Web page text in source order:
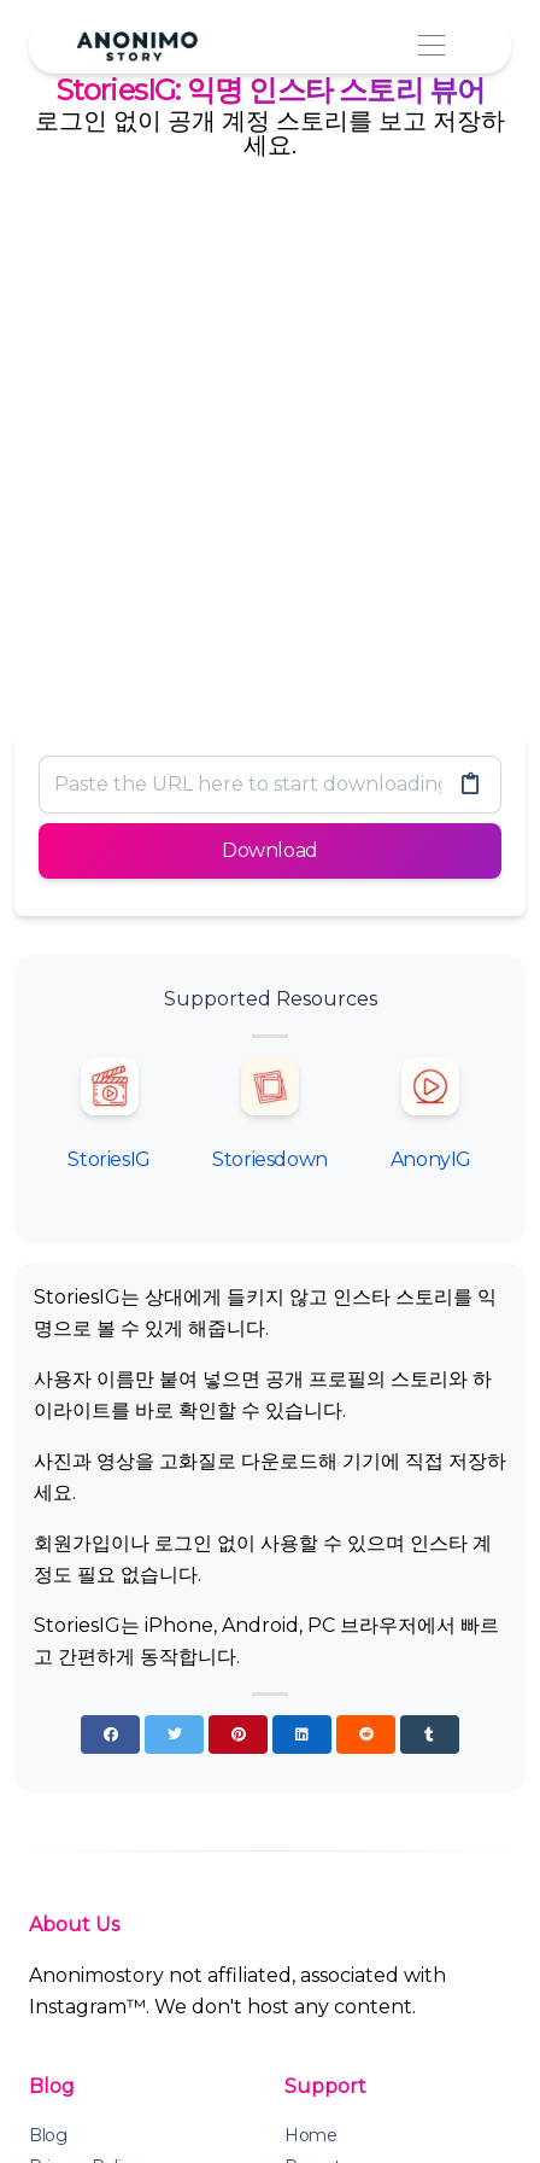
StoriesIG: 익명 인스타 스토리 뷰어
로그인 없이 공개 계정 스토리를 보고 저장하
세요.
Download
Supported Resources
StoriesIG Storiesdown AnonyIG
StoriesIG는 상대에게 들키지 않고 인스타 스토리를 익
명으로 볼 수 있게 해줍니다.
사용자 이름만 붙여 넣으면 공개 프로필의 스토리와 하
이라이트를 바로 확인할 수 있습니다.
사진과 영상을 고화질로 다운로드해 기기에 직접 저장하
세요.
회원가입이나 로그인 없이 사용할 수 있으며 인스타 계
정도 필요 없습니다.
StoriesIG는 iPhone, Android, PC 브라우저에서 빠르
고 간편하게 동작합니다.
About Us
Anonimostory not affiliated, associated with
Instagram™. We don't host any content.
Blog
Blog
Support
Home